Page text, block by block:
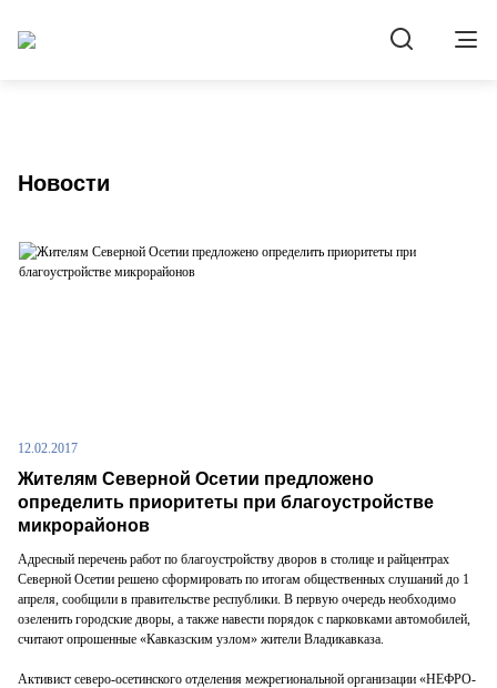
Новости
12.02.2017
Жителям Северной Осетии предложено
определить приоритеты при благоустройстве
микрорайонов
Адресный перечень работ по благоустройству дворов в столице и райцентрах
Северной Осетии решено сформировать по итогам общественных слушаний до 1
апреля, сообщили в правительстве республики. В первую очередь необходимо
озеленить городские дворы, а также навести порядок с парковками автомобилей,
считают опрошенные «Кавказским узлом» жители Владикавказа.
Активист северо-осетинского отделения межрегиональной организации «НЕФРО-